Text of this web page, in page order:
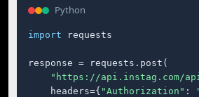
Python
import requests
response = requests.post(
"https://api.instag.com/
    headers={
"Authorization" :